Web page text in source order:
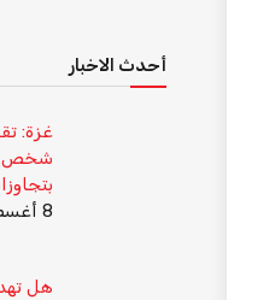
أحدث الاخبار
غزة:
شخص
8 أغسطس، 2026
هل